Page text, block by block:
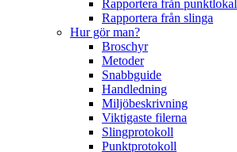
Rapportera från punktlokal
Rapportera från slinga
Hur gör man?
Broschyr
Metoder
Snabbguide
Handledning
Miljöbeskrivning
Viktigaste filerna
Slingprotokoll
Punktprotokoll